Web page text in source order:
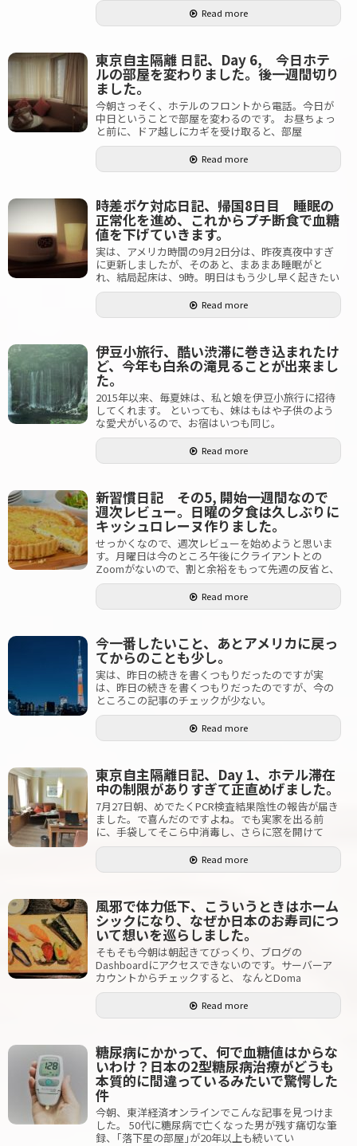
Read more
東京自主隔離 日記、Day 6, 今日ホテ
ルの部屋を変わりました。後一週間切り
ました。
今朝さっそく、ホテルのフロントから電話。今日が
中日ということで部屋を変わるのです。 お昼ちょっ
と前に、ドア越しにカギを受け取ると、部屋
Read more
時差ボケ対応日記、帰国8日目 睡眠の
正常化を進め、これからプチ断食で血糖
値を下げていきます。
実は、アメリカ時間の9月2日分は、昨夜真夜中すぎ
に更新しましたが、そのあと、まあまあ睡眠がと
れ、結局起床は、9時。明日はもう少し早く起きたい
Read more
伊豆小旅行、酷い渋滞に巻き込まれたけ
ど、今年も白糸の滝見ることが出来まし
た。
2015年以来、毎夏妹は、私と娘を伊豆小旅行に招待
してくれます。 といっても、妹はもはや子供のよう
な愛犬がいるので、お宿はいつも同じ。
Read more
新習慣日記 その5, 開始一週間なので
週次レビュー。日曜の夕食は久しぶりに
キッシュロレーヌ作りました。
せっかくなので、週次レビューを始めようと思いま
す。月曜日は今のところ午後にクライアントとの
Zoomがないので、割と余裕をもって先週の反省と、
Read more
今一番したいこと、あとアメリカに戻っ
てからのことも少し。
実は、昨日の続きを書くつもりだったのですが実
は、昨日の続きを書くつもりだったのですが、今の
ところこの記事のチェックが少ない。
Read more
東京自主隔離日記、Day 1、ホテル滞在
中の制限がありすぎて正直めげました。
7月27日朝、めでたくPCR検査結果陰性の報告が届き
ました。で喜んだのですよね。でも実家を出る前
に、手袋してそこら中消毒し、さらに窓を開けて
Read more
風邪で体力低下、こういうときはホーム
シックになり、なぜか日本のお寿司につ
いて想いを巡らしました。
そもそも今朝は朝起きてびっくり、ブログの
Dashboardにアクセスできないのです。サーバーア
カウントからチェックすると、 なんとDoma
Read more
糖尿病にかかって、何で血糖値はからな
いわけ？日本の2型糖尿病治療がどうも
本質的に間違っているみたいで驚愕した
件
今朝、東洋経済オンラインでこんな記事を見つけま
した。 50代に糖尿病で亡くなった男が残す痛切な筆
録、｢落下星の部屋｣が20年以上も続いてい